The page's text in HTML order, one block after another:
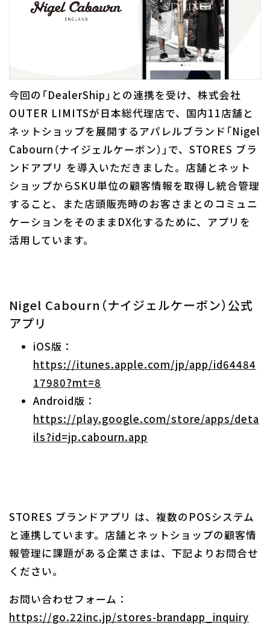
今回の「DealerShip」との連携を受け、株式会社
OUTER LIMITSが日本総代理店で、国内11店舗と
ネットショップを展開するアパレルブランド「Nigel
Cabourn（ナイジェルケーボン）」で、STORES ブラ
ンドアプリ を導入いただきました。店舗とネット
ショップからSKU単位の顧客情報を取得し統合管理
すること、また店頭販売時のお客さまとのコミュニ
ケーションをそのままDX化するために、アプリを
活用しています。
Nigel Cabourn（ナイジェルケーボン）公式
アプリ
iOS版：
https://itunes.apple.com/jp/app/id64484
17980?mt=8
Android版：
https://play.google.com/store/apps/deta
ils?id=jp.cabourn.app
STORES ブランドアプリ は、複数のPOSシステム
と連携しています。店舗とネットショップの顧客情
報管理に課題がある企業さまは、下記よりお問合せ
ください。
お問い合わせフォーム：
https://go.22inc.jp/stores-brandapp_inquiry